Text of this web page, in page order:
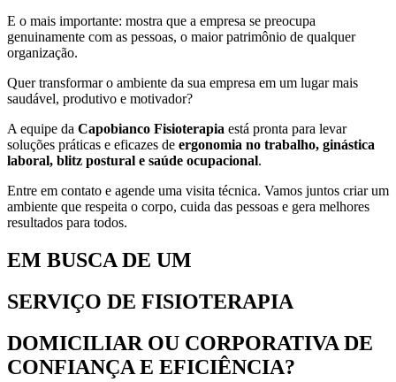
E o mais importante: mostra que a empresa se preocupa
genuinamente com as pessoas, o maior patrimônio de qualquer
organização.
Quer transformar o ambiente da sua empresa em um lugar mais
saudável, produtivo e motivador?
A equipe da Capobianco Fisioterapia está pronta para levar
soluções práticas e eficazes de ergonomia no trabalho, ginástica
laboral, blitz postural e saúde ocupacional.
Entre em contato e agende uma visita técnica. Vamos juntos criar um
ambiente que respeita o corpo, cuida das pessoas e gera melhores
resultados para todos.
EM BUSCA DE UM
SERVIÇO DE FISIOTERAPIA
DOMICILIAR OU CORPORATIVA DE
CONFIANÇA E EFICIÊNCIA?